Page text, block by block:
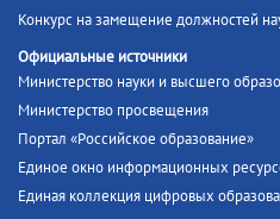
Конкурс на замещение должностей
Официальные источники
Министерство науки и высшего
Министерство просвещения
Портал «Российское образование»
Единое окно информационных
Единая коллекция цифровых